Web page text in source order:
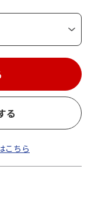
る
こちら